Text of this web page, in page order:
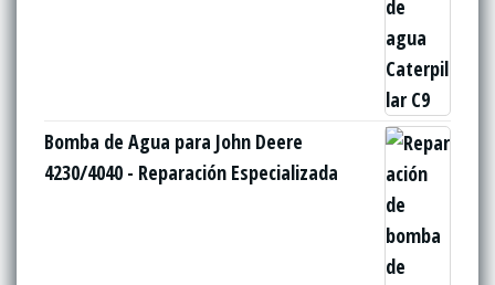
Bomba de Agua para John Deere
4230/4040 - Reparación Especializada